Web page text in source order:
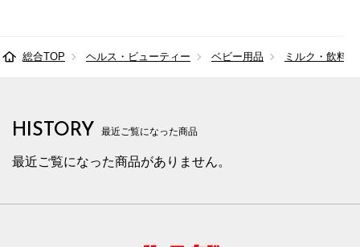
総合TOP ヘルス・ビューティー ベビー用品 ミルク・飲料
HISTORY 最近ご覧になった商品
最近ご覧になった商品がありません。